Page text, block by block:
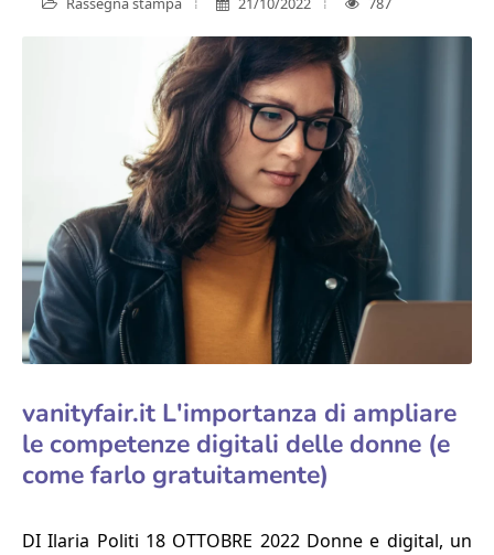
vanityfair.it L'importanza di ampliare
le competenze digitali delle donne (e
come farlo gratuitamente)
DI Ilaria Politi 18 OTTOBRE 2022 Donne e digital, un